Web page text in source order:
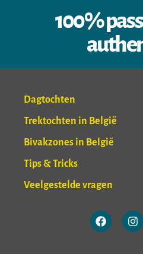
100%
Dagtochten
Trektochten in België
Bivakzones in België
Tips & Tricks
Veelgestelde vragen